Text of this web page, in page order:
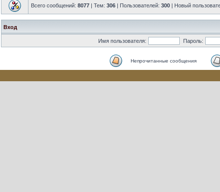
Всего сообщений: 8077 | Тем: 306 | Пользователей: 300 | Новый
Вход
Имя пользователя: Пароль:
Непрочитанные сообщения